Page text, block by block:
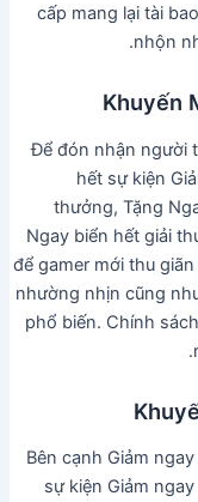
cấp mang lại tài
nhộn
Khuyến
Để đón nhận người
hết sự kiện
thưởng, Tặng
Ngay biển hết giải
để gamer mới thu
nhường nhịn cũng
phổ biến. Chính
Bên cạnh Giảm
sự kiện Giảm